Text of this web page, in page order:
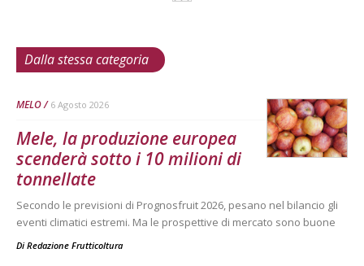
Dalla stessa categoria
MELO 6 Agosto 2026
Mele, la produzione europea
scenderà sotto i 10 milioni di
tonnellate
Secondo le previsioni di Prognosfruit 2026, pesano nel bilancio gli
eventi climatici estremi. Ma le prospettive di mercato sono buone
Di Redazione Frutticoltura